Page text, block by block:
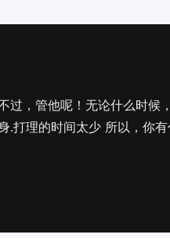
过，管他呢！无论什么时候，
.打理的时间太少 所以，你